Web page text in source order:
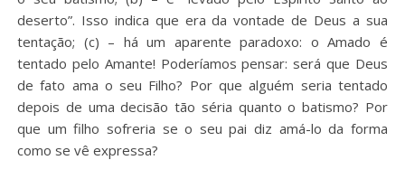
deserto”. Isso indica que era da vontade de Deus a sua
tentação; (c) – há um aparente paradoxo: o Amado é
tentado pelo Amante! Poderíamos pensar: será que Deus
de fato ama o seu Filho? Por que alguém seria tentado
depois de uma decisão tão séria quanto o batismo? Por
que um filho sofreria se o seu pai diz amá-lo da forma
como se vê expressa?